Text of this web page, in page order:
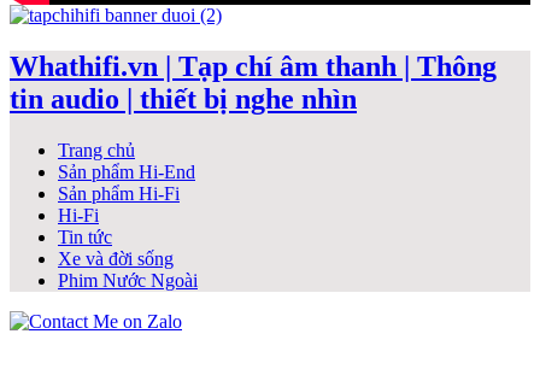
Whathifi.vn | Tạp chí âm thanh | Thông
tin audio | thiết bị nghe nhìn
Trang chủ
Sản phẩm Hi-End
Sản phẩm Hi-Fi
Hi-Fi
Tin tức
Xe và đời sống
Phim Nước Ngoài